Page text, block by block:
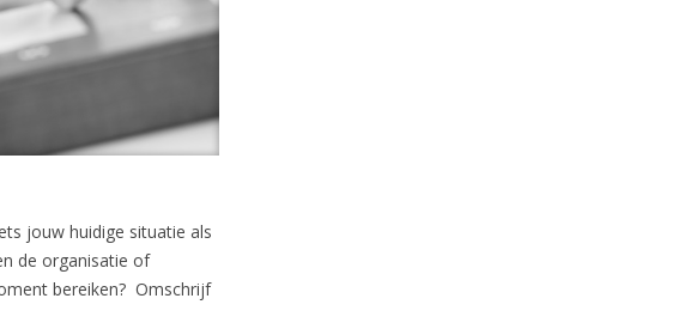
jouw huidige situatie als
de organisatie of
bereiken? Omschrijf